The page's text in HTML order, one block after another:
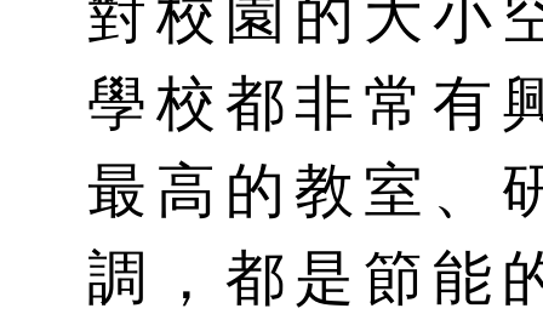
對校園的大小
學校都非常有
最高的教室、
調，都是節能